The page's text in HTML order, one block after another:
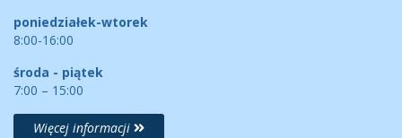
poniedziałek-wtorek
8:00-16:00
środa - piątek
7:00 – 15:00
Więcej informacji